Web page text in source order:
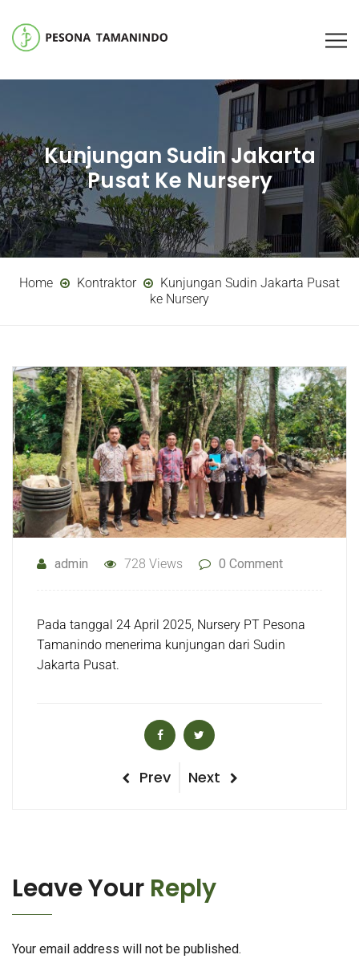
Kunjungan Sudin Jakarta
Pusat Ke Nursery
Home Kontraktor
Kunjungan Sudin Jakarta Pusat
ke Nursery
admin 728 Views 0 Comment
Pada tanggal 24 April 2025, Nursery PT Pesona
Tamanindo menerima kunjungan dari Sudin
Jakarta Pusat.
Previous
Prev
Next
Next
Leave Your Reply
Your email address will not be published.